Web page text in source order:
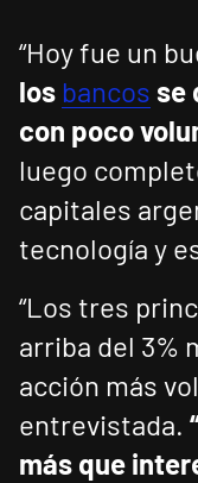
“Hoy fue un
los bancos se
con poco
luego
capitales
tecnología y
“Los tres
arriba del 3%
acción más
entrevistada.
más que